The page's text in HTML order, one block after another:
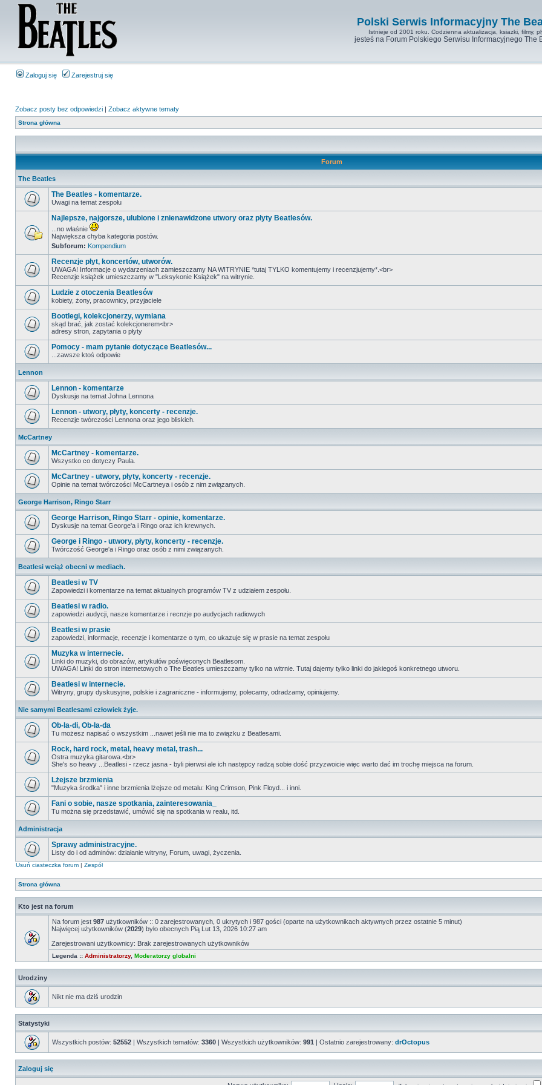
Polski Serwis Informacyjny The
Istnieje od 2001 roku. Codzienna aktualizacja, ksiazki, filmy,
jesteś na Forum Polskiego Serwisu Informacyjnego The
Zaloguj się Zarejestruj się
Zobacz posty bez odpowiedzi | Zobacz aktywne tematy
Strona główna
Forum
The Beatles
The Beatles - komentarze.
Uwagi na temat zespołu
Najlepsze, najgorsze, ulubione i znienawidzone utwory oraz płyty Beatlesów.
...no właśnie
Największa chyba kategoria postów.
Subforum: Kompendium
Recenzje płyt, koncertów, utworów.
UWAGA! Informacje o wydarzeniach zamieszczamy NA WITRYNIE *tutaj TYLKO komentujemy i recenzjujemy*.<br>
Recenzje książek umieszczamy w "Leksykonie Książek" na witrynie.
Ludzie z otoczenia Beatlesów
kobiety, żony, pracownicy, przyjaciele
Bootlegi, kolekcjonerzy, wymiana
skąd brać, jak zostać kolekcjonerem<br>
adresy stron, zapytania o płyty
Pomocy - mam pytanie dotyczące Beatlesów...
...zawsze ktoś odpowie
Lennon
Lennon - komentarze
Dyskusje na temat Johna Lennona
Lennon - utwory, płyty, koncerty - recenzje.
Recenzje twórczości Lennona oraz jego bliskich.
McCartney
McCartney - komentarze.
Wszystko co dotyczy Paula.
McCartney - utwory, płyty, koncerty - recenzje.
Opinie na temat twórczości McCartneya i osób z nim związanych.
George Harrison, Ringo Starr
George Harrison, Ringo Starr - opinie, komentarze.
Dyskusje na temat George'a i Ringo oraz ich krewnych.
George i Ringo - utwory, płyty, koncerty - recenzje.
Twórczość George'a i Ringo oraz osób z nimi związanych.
Beatlesi wciąż obecni w mediach.
Beatlesi w TV
Zapowiedzi i komentarze na temat aktualnych programów TV z udziałem zespołu.
Beatlesi w radio.
zapowiedzi audycji, nasze komentarze i recnzje po audycjach radiowych
Beatlesi w prasie
zapowiedzi, informacje, recenzje i komentarze o tym, co ukazuje się w prasie na temat zespołu
Muzyka w internecie.
Linki do muzyki, do obrazów, artykułów poświęconych Beatlesom.
UWAGA! Linki do stron internetowych o The Beatles umieszczamy tylko na witrnie. Tutaj dajemy tylko linki do jakiegoś konkretnego utworu.
Beatlesi w internecie.
Witryny, grupy dyskusyjne, polskie i zagraniczne - informujemy, polecamy, odradzamy, opiniujemy.
Nie samymi Beatlesami człowiek żyje.
Ob-la-di, Ob-la-da
Tu możesz napisać o wszystkim ...nawet jeśli nie ma to związku z Beatlesami.
Rock, hard rock, metal, heavy metal, trash...
Ostra muzyka gitarowa.<br>
She's so heavy ...Beatlesi - rzecz jasna - byli pierwsi ale ich następcy radzą sobie dość przyzwoicie więc warto dać im trochę miejsca na forum.
Lżejsze brzmienia
"Muzyka środka" i inne brzmienia lżejsze od metalu: King Crimson, Pink Floyd... i inni.
Fani o sobie, nasze spotkania, zainteresowania_
Tu można się przedstawić, umówić się na spotkania w realu, itd.
Administracja
Sprawy administracyjne.
Listy do i od adminów: działanie witryny, Forum, uwagi, życzenia.
Usuń ciasteczka forum | Zespół
Strona główna
Kto jest na forum
Na forum jest 987 użytkowników :: 0 zarejestrowanych, 0 ukrytych i 987 gości (oparte na użytkownikach aktywnych przez ostatnie 5 minut)
Najwięcej użytkowników (2029) było obecnych Pią Lut 13, 2026 10:27 am
Zarejestrowani użytkownicy: Brak zarejestrowanych użytkowników
Legenda :: Administratorzy, Moderatorzy globalni
Urodziny
Nikt nie ma dziś urodzin
Statystyki
Wszystkich postów: 52552 | Wszystkich tematów: 3360 | Wszystkich użytkowników: 991 | Ostatnio zarejestrowany: drOctopus
Zaloguj się